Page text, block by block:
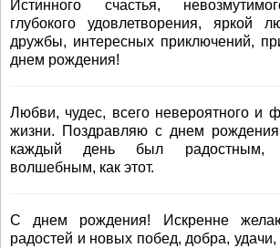
Истинного счастья,
глубокого удовлетворения, яркой
дружбы, интересных приключений,
днем рождения!
Любви, чудес, всего невероятного и
жизни. Поздравляю с днем
каждый день был радостным,
волшебным, как этот.
С днем рождения! Искренне
радостей и новых побед, добра,